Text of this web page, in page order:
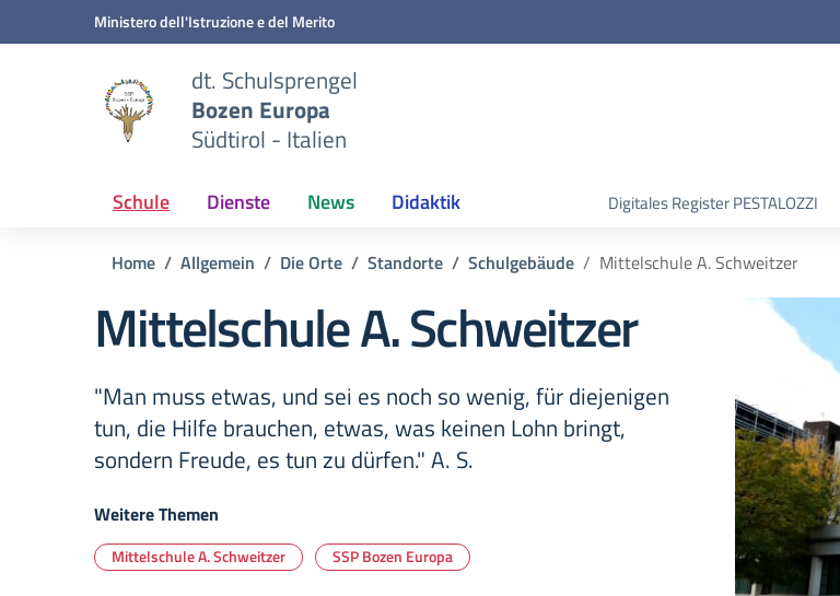
Zum Inhalt springen
Zum Navigationsmenü springen
Zur Fußzeile springenMinistero dell'Istruzione e del Merito
dt. Schulsprengel
Bozen Europa
Südtirol - Italien
Schule Dienste News Didaktik Digitales Register PESTALOZZI
Home Allgemein Die Orte Standorte Schulgebäude Mittelschule A. Schweitzer
Mittelschule A. Schweitzer
"Man muss etwas, und sei es noch so wenig, für diejenigen
tun, die Hilfe brauchen, etwas, was keinen Lohn bringt,
sondern Freude, es tun zu dürfen." A. S.
Weitere Themen
Mittelschule A. Schweitzer SSP Bozen Europa